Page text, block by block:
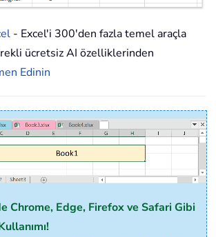
- Excel'i 300'den fazla temel araçla
ücretsiz AI özelliklerinden
Edinin
Chrome, Edge, Firefox ve Safari Gibi